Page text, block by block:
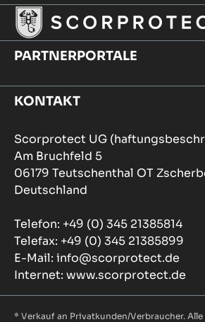
PARTNERPORTALE
KONTAKT
Scorprotect UG
Am Bruchfeld 5
06179 Teutschenthal OT
Deutschland
Telefon: +49 (0) 345 21385814
Telefax: +49 (0) 345 21385899
E-Mail: info@scorprotect.de
Internet: www.scorprotect.de
* Verkauf an Privatkunden/Verbraucher. Alle